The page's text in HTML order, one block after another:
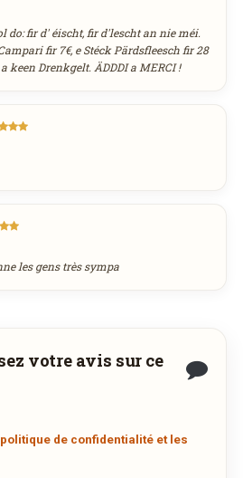
do: fir d' éischt, fir d'lescht an nie méi.
fir 7€, e Stéck Pärdsfleesch fir 28
keen Drenkgelt. ÄDDDI a MERCI !
les gens très sympa
votre avis sur ce
politique de confidentialité et les